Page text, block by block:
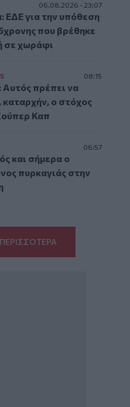
06.08.2026 - 23:07
ΕΔΕ για την υπόθεση
που βρέθηκε
σε χωράφι
08:15
πρέπει να
καταρχήν, ο στόχος
Καπ
06:57
και σήμερα ο
πυρκαγιάς στην